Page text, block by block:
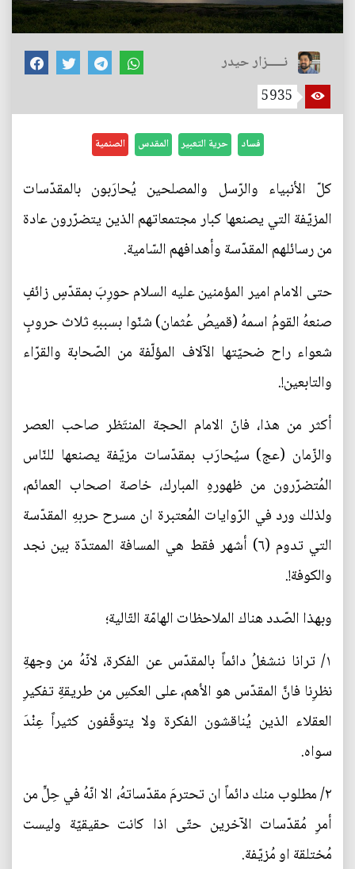
نـــــزار حيدر
5935
فساد حرية التعبير المقدس الصنمية
كلّ الأنبياء والرّسل والمصلحين يُحارَبون بالمقدّسات
المزيّفة التي يصنعها كبار مجتمعاتهم الذين يتضرّرون عادة
من رسائلهم المقدّسة وأهدافهم السّامية.
حتى الامام امير المؤمنين عليه السلام حورِبَ بمقدّسٍ زائفٍ
صنعهُ القومُ اسمهُ (قميصُ عُثمان) شنّوا بسببهِ ثلاث حروبٍ
شعواء راح ضحيّتها الآلاف المؤلّفة من الصّحابة والقرّاء
والتابعين!.
أكثر من هذا، فانّ الامام الحجة المنتَظر صاحب العصر
والزّمان (عج) سيُحارَب بمقدّسات مزيّفة يصنعها للنّاس
المُتضرّرون من ظهورهِ المبارك، خاصة اصحاب العمائم،
ولذلك ورد في الرّوايات المُعتبرة ان مسرح حربهِ المقدّسة
التي تدوم (٦) أشهر فقط هي المسافة الممتدّة بين نجد
والكوفة!.
وبهذا الصّدد هناك الملاحظات الهامّة التّالية؛
١/ ترانا ننشغلُ دائماً بالمقدّس عن الفكرة، لانّهُ من وجهةِ
نظرِنا فانَّ المقدّس هو الأهم، على العكسِ من طريقةِ تفكيرِ
العقلاء الذين يُناقشون الفكرة ولا يتوقّفون كثيراً عِنْدَ
سواه.
٢/ مطلوب منك دائماً ان تحترمَ مقدّساتهُ، الا انّهُ في حِلٍّ من
أمرِ مُقدّسات الآخرين حتّى اذا كانت حقيقيّة وليست
مُختلقة او مُزيّفة.